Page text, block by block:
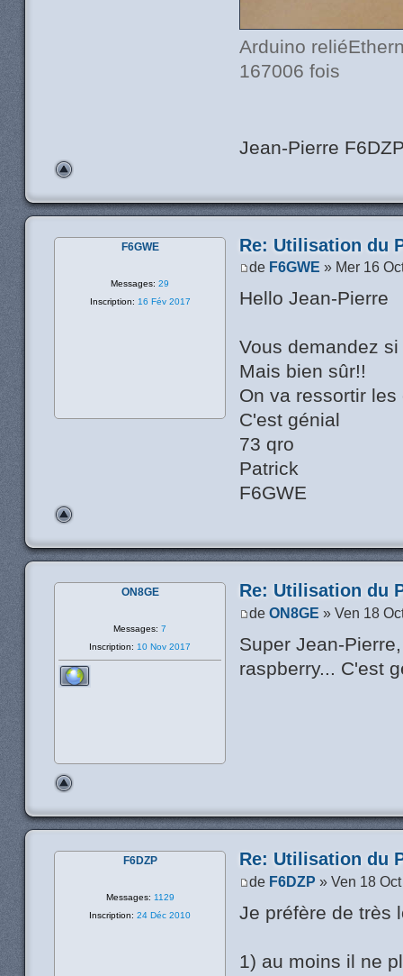
Arduino
167006 fois
Jean-Pierre
Re: Utilisation du
de F6GWE » Mer 16
Hello Jean-Pierre
Vous demandez
Mais bien sûr!!
On va ressortir les
C'est génial
73 qro
Patrick
F6GWE
F6GWE
Messages: 29
Inscription: 16 Fév 2017
Re: Utilisation du
deON8GE » Ven 18
Super Jean-
raspberry... C'est
ON8GE
Messages: 7
Inscription: 10 Nov 2017
Re: Utilisation du
de F6DZP » Ven 18
Je préfère de très
1) au moins il ne
F6DZP
Messages: 1129
Inscription: 24 Déc 2010